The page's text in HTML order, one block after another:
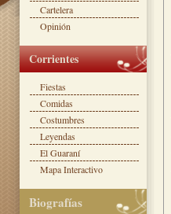
Cartelera
Opinión
Corrientes
Fiestas
Comidas
Costumbres
Leyendas
El Guaraní
Mapa Interactivo
Biografías